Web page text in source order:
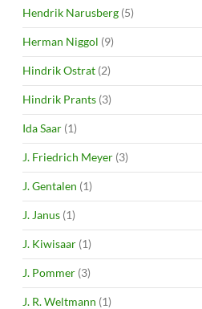
Hendrik Narusberg (5)
Herman Niggol (9)
Hindrik Ostrat (2)
Hindrik Prants (3)
Ida Saar (1)
J. Friedrich Meyer (3)
J. Gentalen (1)
J. Janus (1)
J. Kiwisaar (1)
J. Pommer (3)
J. R. Weltmann (1)